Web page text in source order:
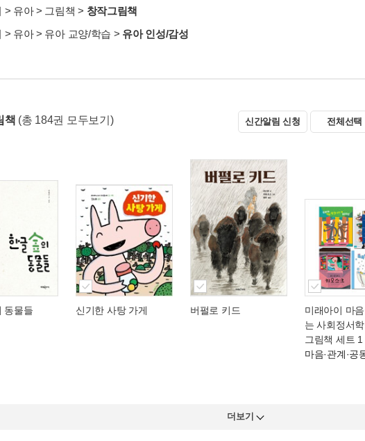
> 유아> 그림책 > 창작그림책
> 유아> 유아 교양/학습 > 유아 인성/감성
책 (총 184권 모두보기) 신간알림 신청 전체선택
동물들 신기한 사탕 가게 버펄로 키드
미래아이 마
는 사회정서
그림책 세트 1
마음·관계·공
더보기